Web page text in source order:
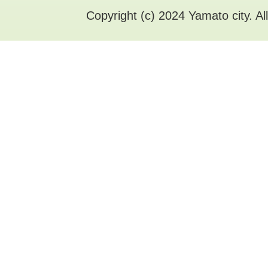
Copyright (c) 2024 Yamato city.